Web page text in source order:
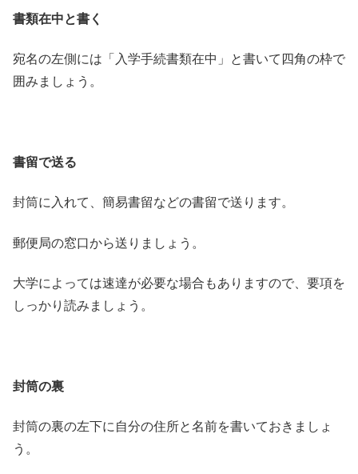
書類在中と書く
宛名の左側には「入学手続書類在中」と書いて四角の枠で
囲みましょう。
書留で送る
封筒に入れて、簡易書留などの書留で送ります。
郵便局の窓口から送りましょう。
大学によっては速達が必要な場合もありますので、要項を
しっかり読みましょう。
封筒の裏
封筒の裏の左下に自分の住所と名前を書いておきましょ
う。